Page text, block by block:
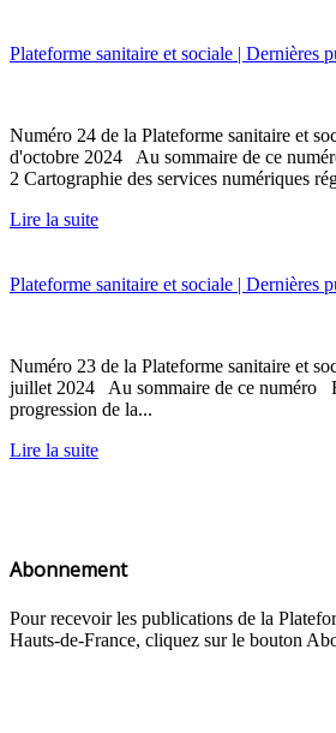
Plateforme sanitaire et sociale | Dernières
Numéro 24 de la Plateforme sanitaire et
d'octobre 2024 Au sommaire de ce
2 Cartographie des services numériques
Lire la suite
Plateforme sanitaire et sociale | Dernières
Numéro 23 de la Plateforme sanitaire et
juillet 2024 Au sommaire de ce numéro
progression de la...
Lire la suite
Abonnement
Pour recevoir les publications de la
Hauts-de-France, cliquez sur le bouton